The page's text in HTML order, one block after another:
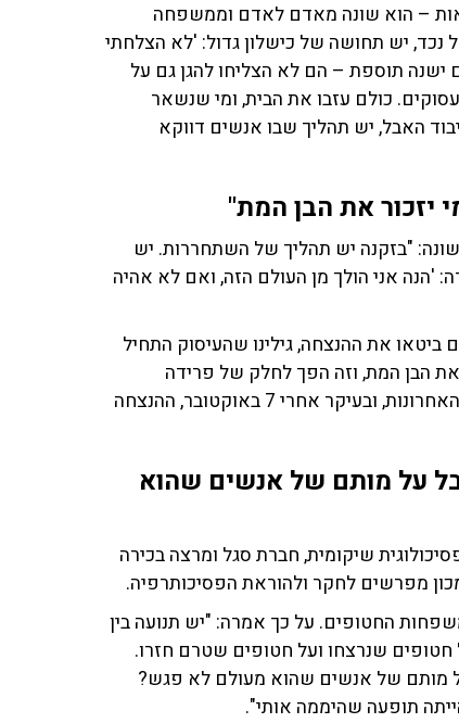
– הוא שונה מאדם לאדם וממשפחה
יש תחושה של כישלון גדול: 'לא הצלחתי
ישנה תוספת – הם לא הצליחו להגן גם על
כולם עזבו את הבית, ומי שנשאר
האבל, יש תהליך שבו אנשים דווקא
יזכור את הבן המת"
"בזקנה יש תהליך של השתחררות. יש
אני הולך מן העולם הזה, ואם לא אהיה
את ההנצחה, גילינו שהעיסוק התחיל
הבן המת, וזה הפך לחלק של פרידה
מהחיים – משהו שההורים רצו להשאיר. במציאות של השנים האחרונות, ובעיקר אחרי 7 באוקטובר, ההנצחה
על מותם של אנשים שהוא
שיקומית, חברת סגל ומרצה בכירה
מפרשים לחקר ולהוראת הפסיכותרפיה.
החטופים. על כך אמרה: "יש תנועה בין
חטופים שנרצחו ועל חטופים שטרם חזרו.
מותם של אנשים שהוא מעולם לא פגש?
תופעה שהיממה אותי".